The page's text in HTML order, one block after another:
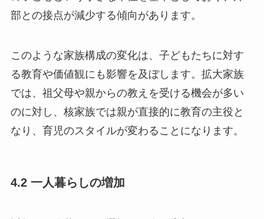
部との接点が減少する傾向があります。
このような家族構成の変化は、子どもたちに対す
る教育や価値観にも影響を及ぼします。拡大家族
では、祖父母や親からの教えを受ける機会が多い
のに対し、核家族では親が直接的に教育の主役と
なり、育児のスタイルが変わることになります。
4.2 一人暮らしの増加